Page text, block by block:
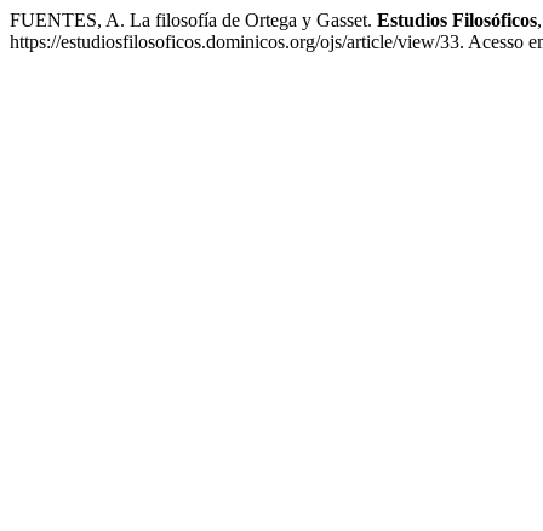
FUENTES, A. La filosofía de Ortega y Gasset. Estudios Filosóficos
https://estudiosfilosoficos.dominicos.org/ojs/article/view/33. Acesso